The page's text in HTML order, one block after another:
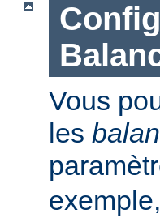
Vous
les